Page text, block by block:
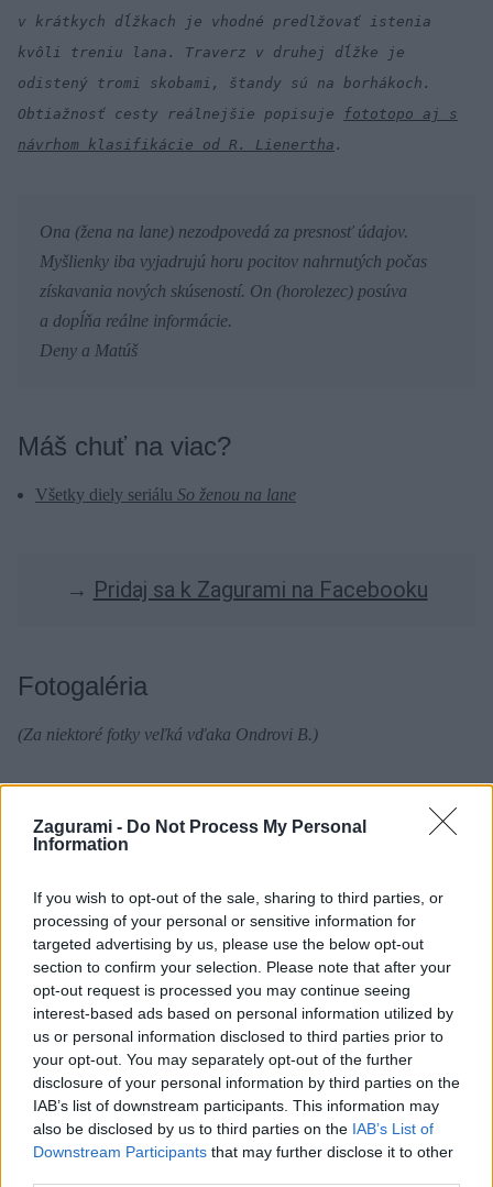
Zagurami - Do Not Process My Personal
Information
If you wish to opt-out of the sale, sharing to third parties, or
processing of your personal or sensitive information for
targeted advertising by us, please use the below opt-out
section to confirm your selection. Please note that after your
opt-out request is processed you may continue seeing
interest-based ads based on personal information utilized by
us or personal information disclosed to third parties prior to
your opt-out. You may separately opt-out of the further
disclosure of your personal information by third parties on the
IAB’s list of downstream participants. This information may
also be disclosed by us to third parties on the IAB’s List of
Downstream Participants that may further disclose it to other
v krátkych dĺžkach je vhodné predlžovať istenia
kvôli treniu lana. Traverz v druhej dĺžke je
odistený tromi skobami, štandy sú na borhákoch.
Obtiažnosť cesty reálnejšie popisuje
fototopo aj s
návrhom klasifikácie od R. Lienertha .
Ona (žena na lane) nezodpovedá za presnosť údajov.
Myšlienky iba vyjadrujú horu pocitov nahrnutých počas
získavania nových skúseností. On (horolezec) posúva
a dopĺňa reálne informácie.
Deny a Matúš
Máš chuť na viac?
Všetky diely seriálu So ženou na lane
→ Pridaj sa k Zagurami na Facebooku
Fotogaléria
(Za niektoré fotky veľká vďaka Ondrovi B.)